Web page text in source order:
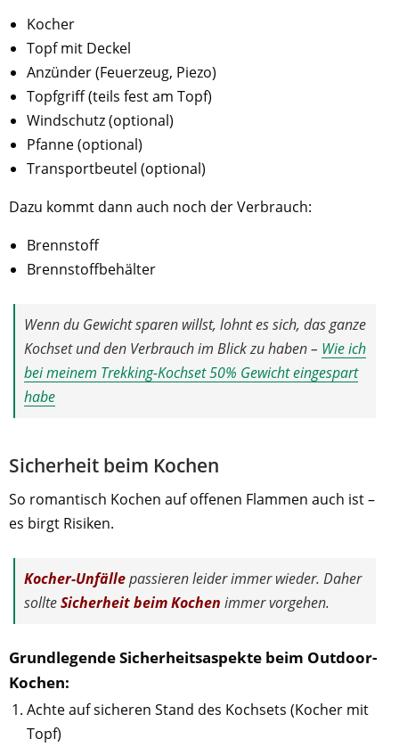
Kocher
Topf mit Deckel
Anzünder (Feuerzeug, Piezo)
Topfgriff (teils fest am Topf)
Windschutz (optional)
Pfanne (optional)
Transportbeutel (optional)
Dazu kommt dann auch noch der Verbrauch:
Brennstoff
Brennstoffbehälter
Wenn du Gewicht sparen willst, lohnt es sich, das ganze
Kochset und den Verbrauch im Blick zu haben – Wie ich
bei meinem Trekking-Kochset 50% Gewicht eingespart
habe
Sicherheit beim Kochen
So romantisch Kochen auf offenen Flammen auch ist –
es birgt Risiken.
Kocher-Unfällepassieren leider immer wieder. Daher
sollteSicherheit beim Kochen immer vorgehen.
Grundlegende Sicherheitsaspekte beim Outdoor-
Kochen:
Achte auf sicheren Stand des Kochsets (Kocher mit
Topf)